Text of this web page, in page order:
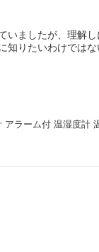
いましたが、理解
知りたいわけでは
アラーム付 温湿度計